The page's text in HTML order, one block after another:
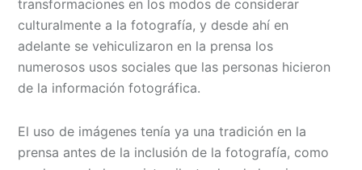
transformaciones en los modos de considerar
culturalmente a la fotografía, y desde ahí en
adelante se vehiculizaron en la prensa los
numerosos usos sociales que las personas hicieron
de la información fotográfica.
El uso de imágenes tenía ya una tradición en la
prensa antes de la inclusión de la fotografía, como